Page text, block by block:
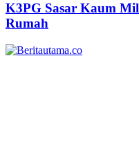
K3PG Sasar Kaum
Rumah